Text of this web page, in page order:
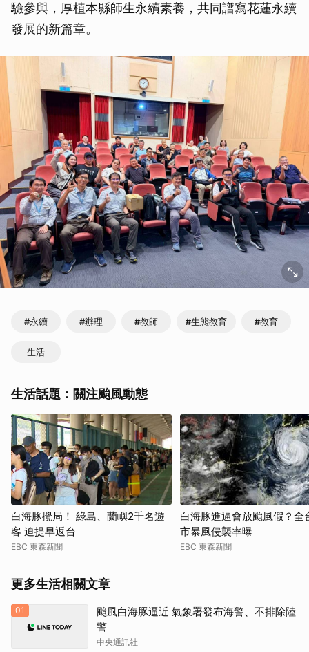
驗參與，厚植本縣師生永續素養，共同譜寫花蓮永續
發展的新篇章。
#永續 #辦理 #教師 #生態教育 #教育
生活
生活話題：關注颱風動態
白海豚攪局！ 綠島、蘭嶼2千名遊
客 迫提早返台
EBC 東森新聞
白海豚進逼會放颱風假？全
市暴風侵襲率曝
EBC 東森新聞
更多生活相關文章
01
颱風白海豚逼近 氣象署發布海警、不排除陸
警
中央通訊社